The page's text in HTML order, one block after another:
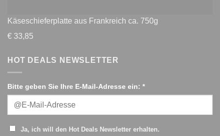
Käseschieferplatte aus Frankreich ca. 750g
€ 33,85
HOT DEALS NEWSLETTER
Bitte geben Sie Ihre E-Mail-Adresse ein: *
Ja, ich will den Hot Deals Newsletter erhalten.